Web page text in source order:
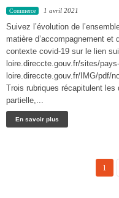
Commerce 1 avril 2021
Suivez l’évolution de
matière d’accompagnement
contexte covid-19 sur le lien
loire.direccte.gouv.fr/sites/
loire.direccte.gouv.fr/IMG/pdf/
Trois rubriques récapitulent
partielle,...
En savoir plus
1